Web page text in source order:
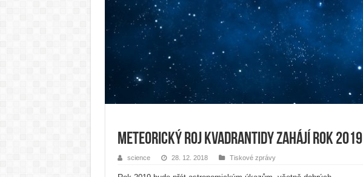
Meteorický roj Kvadrantidy zahájí rok 2019
science 28. 12. 2018 Tiskové zprávy